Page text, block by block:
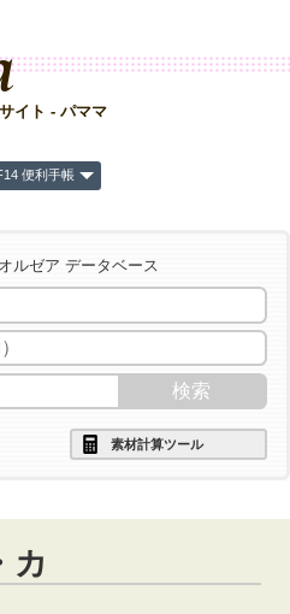
イト - パママ
便利手帳
ルゼア データベース
素材計算ツール
カ